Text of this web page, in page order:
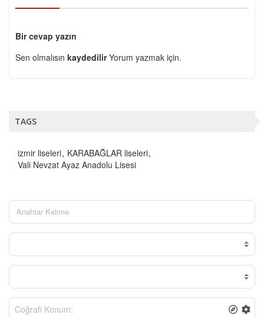
Bir cevap yazın
Sen olmalısın kaydedilirYorum yazmak için.
TAGS
izmir liseleri KARABAĞLAR liseleri
Vali Nevzat Ayaz Anadolu Lisesi